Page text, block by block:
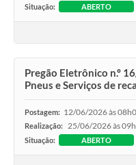
Situação: ABERTO
Pregão Eletrônico n.º
Pneus e Serviços de
Postagem: 12/06/2026 às
Realização: 25/06/2026 às
Situação: ABERTO